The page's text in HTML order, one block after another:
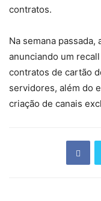
contratos.
Na semana
anunciando um
contratos de cartão
servidores, além do
criação de canais